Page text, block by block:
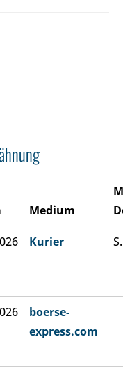
Medium
Kurier
boerse-
express.com